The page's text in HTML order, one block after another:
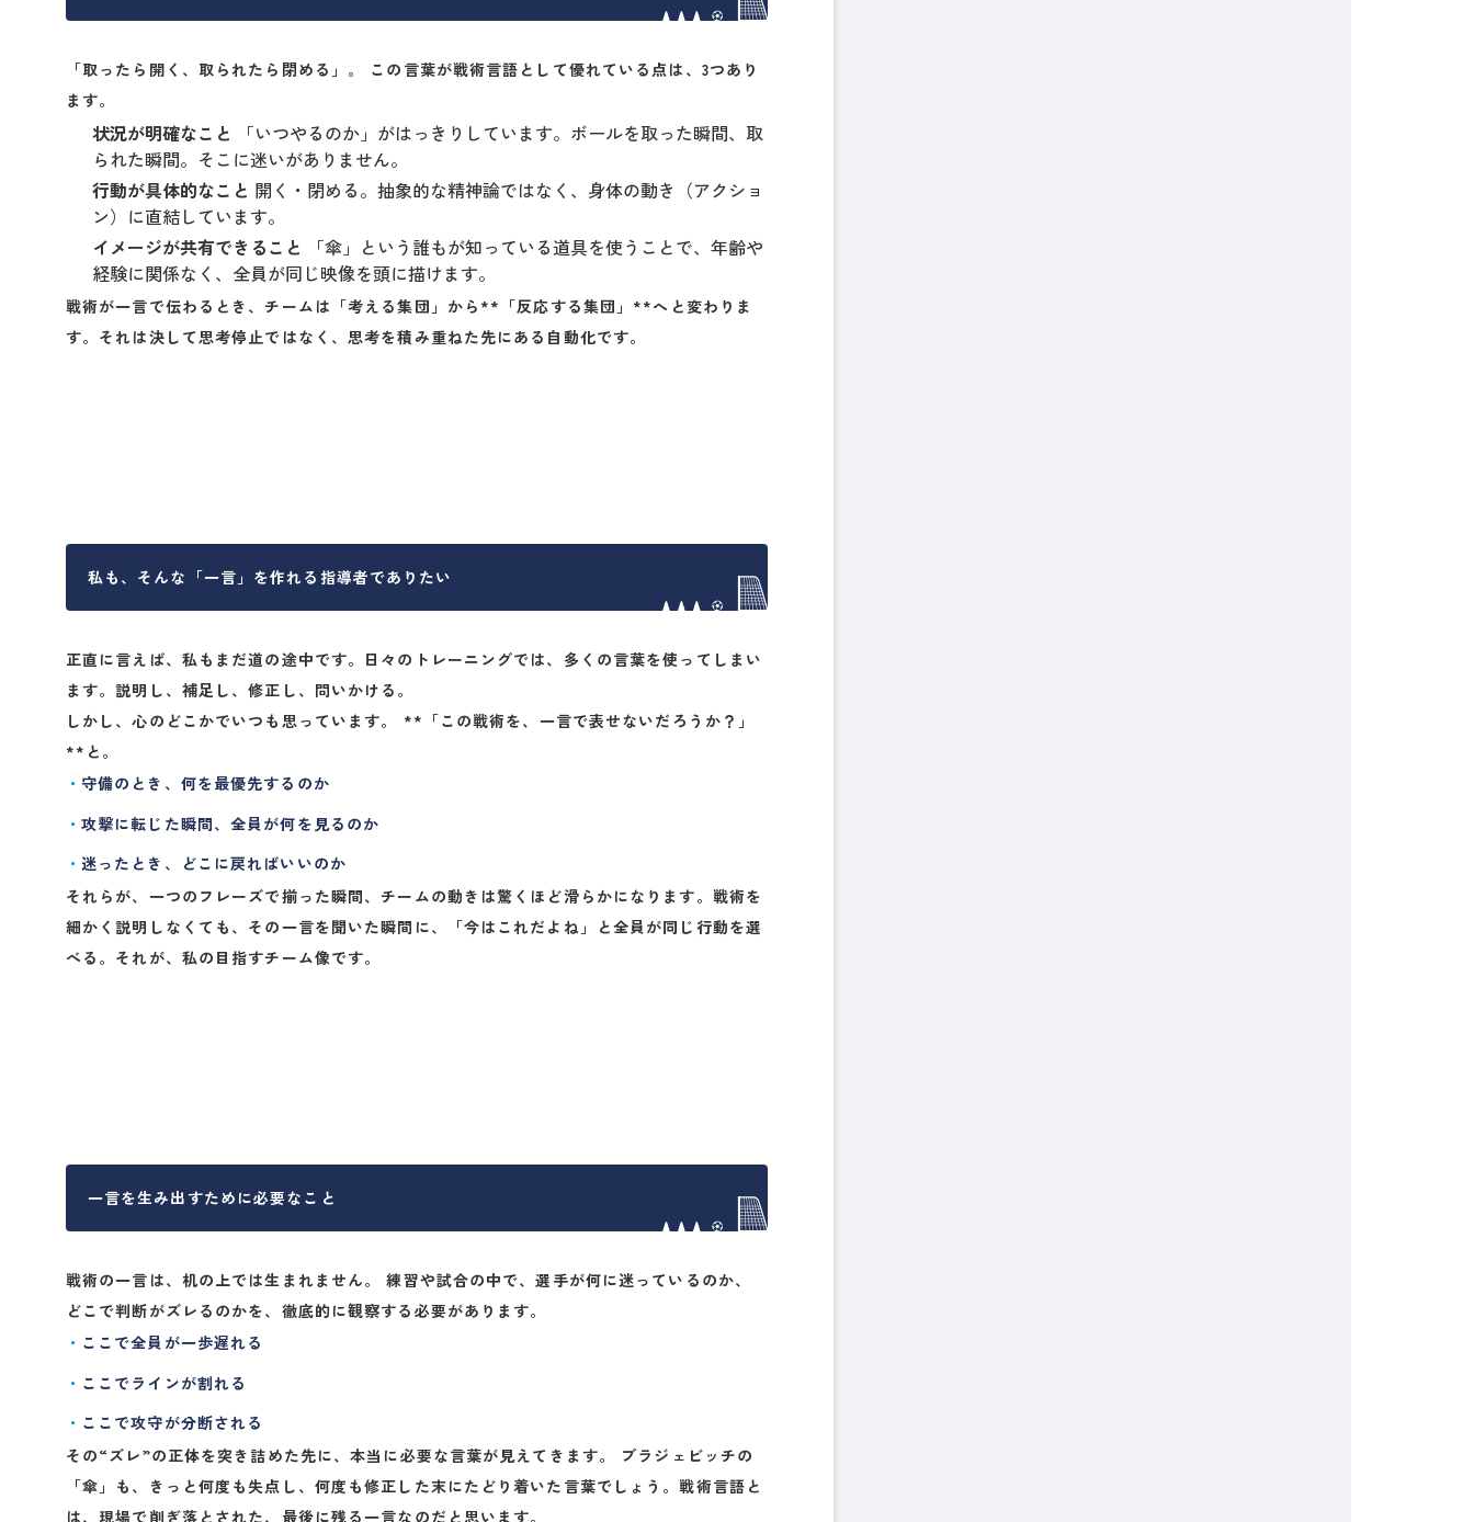
「取ったら開く、取られたら閉める」。 この言葉が戦術言語として優れている点は、3つあり
ます。
状況が明確なこと
「いつやるのか」がはっきりしています。ボールを取った瞬間、取
られた瞬間。そこに迷いがありません。
行動が具体的なこと 開く・閉める。抽象的な精神論ではなく、身体の動き（アクショ
ン）に直結しています。
イメージが共有できること
「傘」という誰もが知っている道具を使うことで、年齢や
経験に関係なく、全員が同じ映像を頭に描けます。
戦術が一言で伝わるとき、チームは「考える集団」から**「反応する集団」**へと変わりま
す。それは決して思考停止ではなく、思考を積み重ねた先にある自動化です。
私も、そんな「一言」を作れる指導者でありたい
正直に言えば、私もまだ道の途中です。日々のトレーニングでは、多くの言葉を使ってしまい
ます。説明し、補足し、修正し、問いかける。
しかし、心のどこかでいつも思っています。 **「この戦術を、一言で表せないだろうか？」
**と。
守備のとき、何を最優先するのか
攻撃に転じた瞬間、全員が何を見るのか
迷ったとき、どこに戻ればいいのか
それらが、一つのフレーズで揃った瞬間、チームの動きは驚くほど滑らかになります。戦術を
細かく説明しなくても、その一言を聞いた瞬間に、「今はこれだよね」と全員が同じ行動を選
べる。それが、私の目指すチーム像です。
一言を生み出すために必要なこと
戦術の一言は、机の上では生まれません。 練習や試合の中で、選手が何に迷っているのか、
どこで判断がズレるのかを、徹底的に観察する必要があります。
ここで全員が一歩遅れる
ここでラインが割れる
ここで攻守が分断される
その“ズレ”の正体を突き詰めた先に、本当に必要な言葉が見えてきます。 ブラジェビッチの
「傘」も、きっと何度も失点し、何度も修正した末にたどり着いた言葉でしょう。戦術言語と
は、現場で削ぎ落とされた、最後に残る一言なのだと思います。